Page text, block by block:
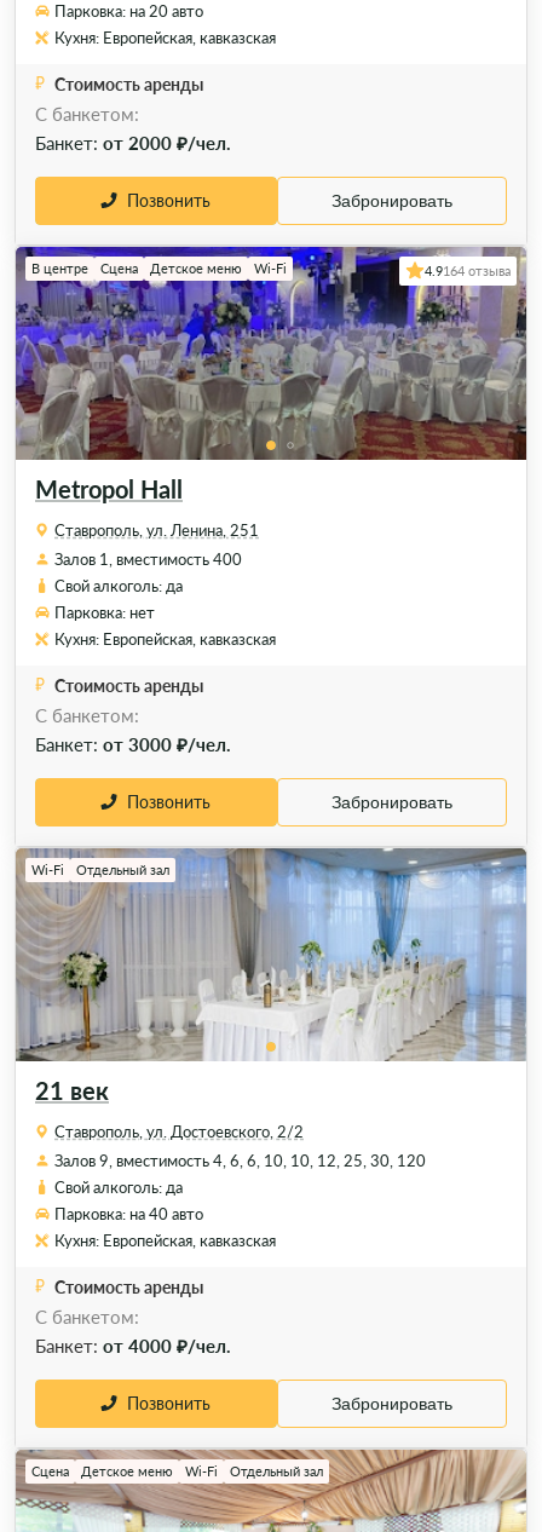
Парковка: на 20 авто
Кухня: Европейская, кавказская
Стоимость аренды
C банкетом:
Банкет: от 2000 ₽/чел.
Позвонить Забронировать
Metropol Hall
В центре Сцена Детское меню Wi-Fi 4.9164 отзыва
Ставрополь, ул. Ленина, 251
Залов 1, вместимость 400
Свой алкоголь: да
Парковка: нет
Кухня: Европейская, кавказская
Стоимость аренды
C банкетом:
Банкет: от 3000 ₽/чел.
Позвонить Забронировать
21 век
Wi-Fi Отдельный зал
Ставрополь, ул. Достоевского, 2/2
Залов 9, вместимость 4, 6, 6, 10, 10, 12, 25, 30, 120
Свой алкоголь: да
Парковка: на 40 авто
Кухня: Европейская, кавказская
Стоимость аренды
С банкетом:
Банкет: от 4000 ₽/чел.
Позвонить Забронировать
Сцена Детское меню Wi-Fi Отдельный зал